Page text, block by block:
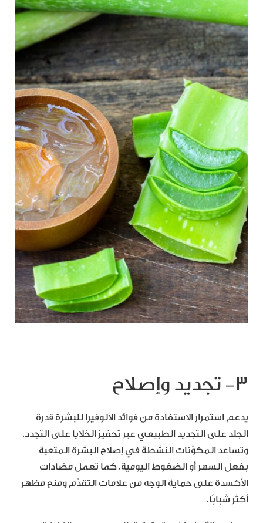
٣- تجديد وإصلاح
يدعم استمرار الاستفادة من فوائد الألوفيرا للبشرة قدرة
الجلد على التجديد الطبيعي عبر تحفيز الخلايا على التجدد.
وتساعد المكوّنات النشطة في إصلاح البشرة المتعبة
بفعل السهر أو الضغوط اليومية. كما تعمل مضادات
الأكسدة على حماية الوجه من علامات التقدّم ومنح مظهر
أكثر شبابًا.